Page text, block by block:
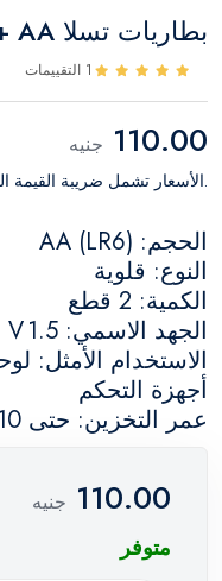
بطاريات تسلا BLACK+ AA (2 قطع)
1 التقييمات
110.00 جنيه
.الأسعار تشمل ضريبة القيمة
الحجم: AA (LR6)
النوع: قلوية
الكمية: 2 قطع
الجهد الاسمي: 1.5 V
الاستخدام الأمثل:
أجهزة التحكم
عمر التخزين: حتى 10 سنوات
110.00 جنيه
متوفر